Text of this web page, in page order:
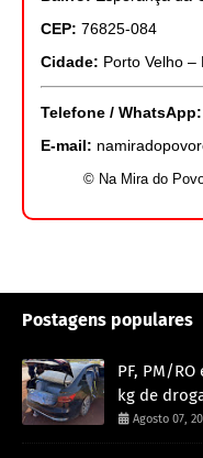
CEP: 76825-084
Cidade: Porto Velho –
Telefone / WhatsApp:
E-mail:
© Na Mira do
Postagens populares
PF, PM/
kg de
Agosto 07,